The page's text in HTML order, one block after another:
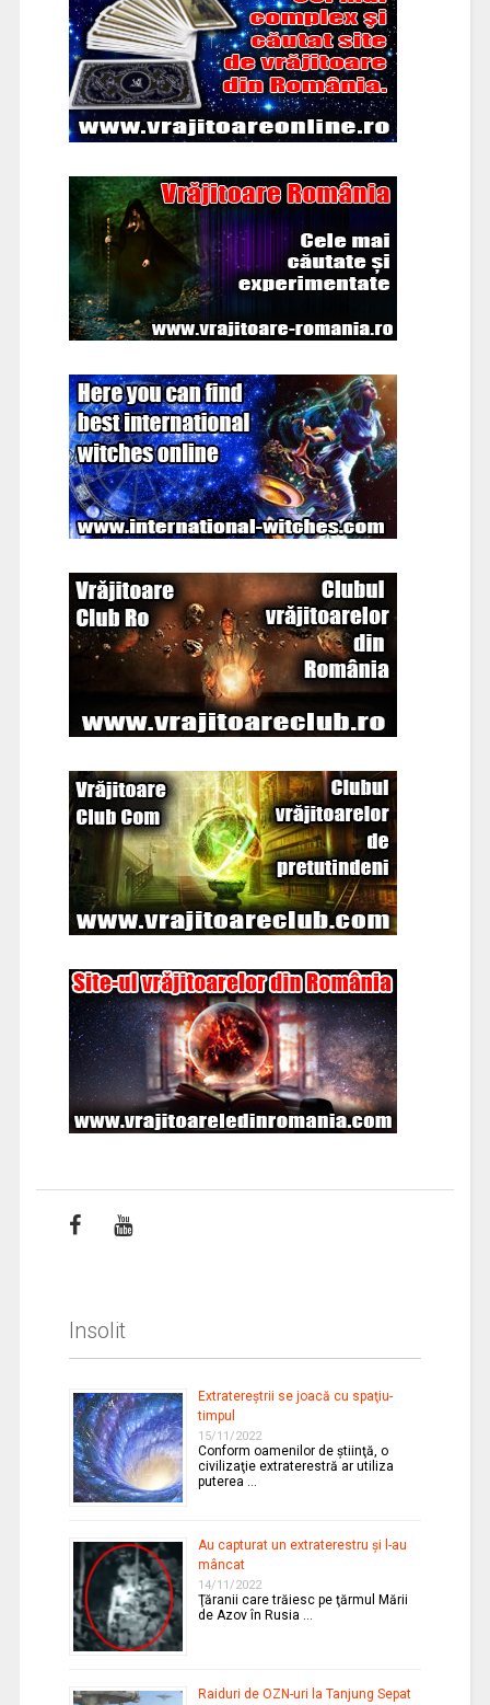
Insolit
Extratereştrii se joacă cu spaţiu-
timpul
15/11/2022
Conform oamenilor de ştiinţă, o
civilizaţie extraterestră ar utiliza
puterea …
Au capturat un extraterestru şi l-au
mâncat
14/11/2022
Ţăranii care trăiesc pe ţărmul Mării
de Azov în Rusia …
Raiduri de OZN-uri la Tanjung Sepat